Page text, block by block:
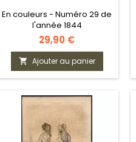
En couleurs - Numéro 29 de
l'année 1844
Prix
29,90 €
 Ajouter au panier